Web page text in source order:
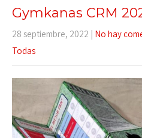
Gymkanas CRM
28 septiembre, 2022 | No hay
Todas